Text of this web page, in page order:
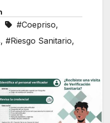
#Coepriso,
, #Riesgo Sanitario,